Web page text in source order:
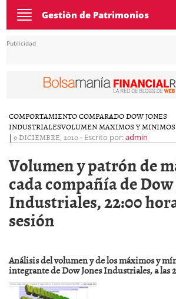
Toggle
navigation
Gestión de Patrimonios
Publicidad
COMPORTAMIENTO COMPARADO DOW JONES
INDUSTRIALESVOLUMEN MAXIMOS Y MINIMOS
| 9 DICIEMBRE, 2010- Escrito por:admin
Volumen y patrón de
cada compañía de Dow
Industriales, 22:00
sesión
Análisis del volumen y de los máximos y
integrante de Dow Jones Industriales, a las